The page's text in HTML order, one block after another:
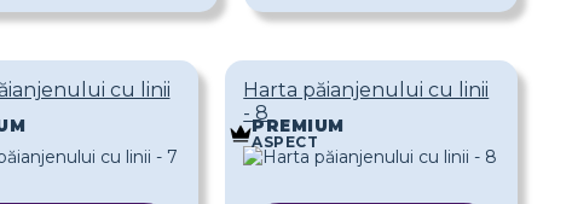
cu linii
Harta păianjenului cu linii
- 8
PREMIUM
ASPECT